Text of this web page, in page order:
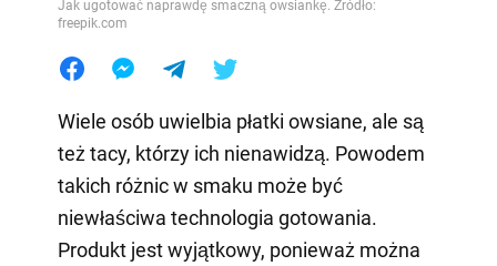
Jak ugotować naprawdę smaczną owsiankę. Źródło:
freepik.com
Wiele osób uwielbia płatki owsiane, ale są
też tacy, którzy ich nienawidzą. Powodem
takich różnic w smaku może być
niewłaściwa technologia gotowania.
Produkt jest wyjątkowy, ponieważ można